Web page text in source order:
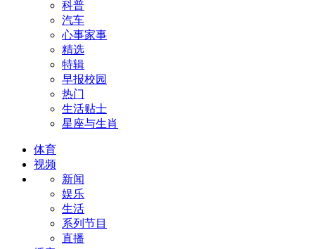
科普
汽车
心事家事
精选
特辑
早报校园
热门
生活贴士
星座与生肖
体育
视频
新闻
娱乐
生活
系列节目
直播